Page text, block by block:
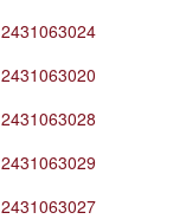
2431063024
2431063020
2431063028
2431063029
2431063027